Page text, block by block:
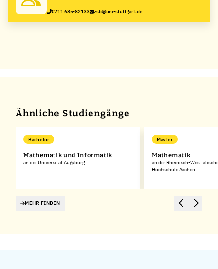
0711 685-82133
zsb@uni-stuttgart.de
Ähnliche Studiengänge
Bachelor
Mathematik und Informatik
an der Universität Augsburg
Master
Mathematik
an der Rheinisch-
Hochschule Aachen
MEHR FINDEN